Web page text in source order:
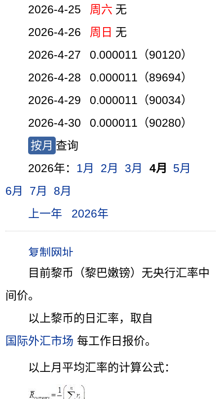
2026-4-25 周六 无
2026-4-26 周日 无
2026-4-27 0.000011（90120）
2026-4-28 0.000011（89694）
2026-4-29 0.000011（90034）
2026-4-30 0.000011（90280）
按月 查询
2026年： 1月 2月 3月 4月
5月
6月
7月
8月
上一年
2026年
目前黎币（黎巴嫩镑）无央行汇率中
间价。
以上黎币的日汇率，取自
国际外汇市场 每工作日报价。
以上月平均汇率的计算公式：